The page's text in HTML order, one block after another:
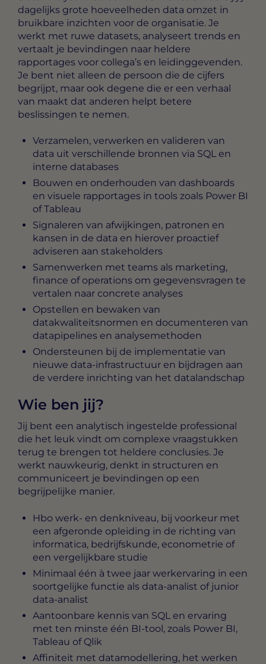
dagelijks grote hoeveelheden data omzet in
bruikbare inzichten voor de organisatie. Je
werkt met ruwe datasets, analyseert trends en
vertaalt je bevindingen naar heldere
rapportages voor collega’s en leidinggevenden.
Je bent niet alleen de persoon die de cijfers
begrijpt, maar ook degene die er een verhaal
van maakt dat anderen helpt betere
beslissingen te nemen.
Verzamelen, verwerken en valideren van
data uit verschillende bronnen via SQL en
interne databases
Bouwen en onderhouden van dashboards
en visuele rapportages in tools zoals Power BI
of Tableau
Signaleren van afwijkingen, patronen en
kansen in de data en hierover proactief
adviseren aan stakeholders
Samenwerken met teams als marketing,
finance of operations om gegevensvragen te
vertalen naar concrete analyses
Opstellen en bewaken van
datakwaliteitsnormen en documenteren van
datapipelines en analysemethoden
Ondersteunen bij de implementatie van
nieuwe data-infrastructuur en bijdragen aan
de verdere inrichting van het datalandschap
Wie ben jij?
Jij bent een analytisch ingestelde professional
die het leuk vindt om complexe vraagstukken
terug te brengen tot heldere conclusies. Je
werkt nauwkeurig, denkt in structuren en
communiceert je bevindingen op een
begrijpelijke manier.
Hbo werk- en denkniveau, bij voorkeur met
een afgeronde opleiding in de richting van
informatica, bedrijfskunde, econometrie of
een vergelijkbare studie
Minimaal één à twee jaar werkervaring in een
soortgelijke functie als data-analist of junior
data-analist
Aantoonbare kennis van SQL en ervaring
met ten minste één BI-tool, zoals Power BI,
Tableau of Qlik
Affiniteit met datamodellering, het werken